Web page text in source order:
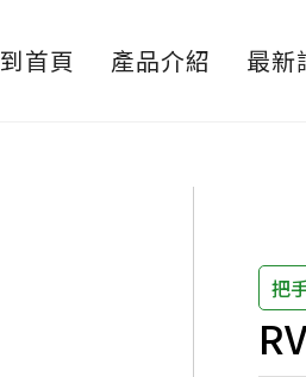
首頁 產品介紹 最新
把